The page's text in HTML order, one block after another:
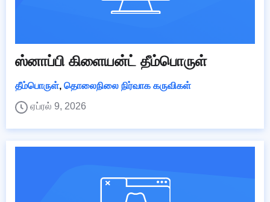
ஸ்னாப்பி கிளையன்ட் தீம்பொருள்
தீம்பொருள், தொலைநிலை நிர்வாக கருவிகள்
ஏப்ரல் 9, 2026